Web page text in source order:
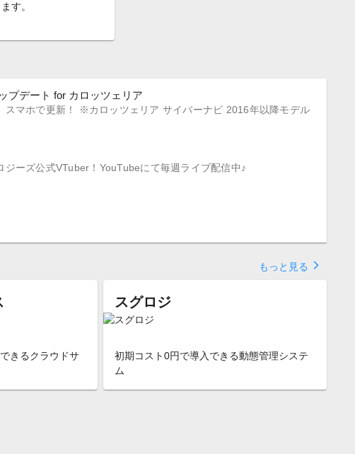
す。
プデート for カロッツェリア
スマホで更新！ ※カロッツェリア サイバーナビ 2016年以降モデル
ジーズ公式VTuber！YouTubeにて毎週ライブ配信中♪
もっと見る arrow_forward_ios
きるクラウドサ
スグロジ
初期コスト0円で導入できる動態管理システ
ム